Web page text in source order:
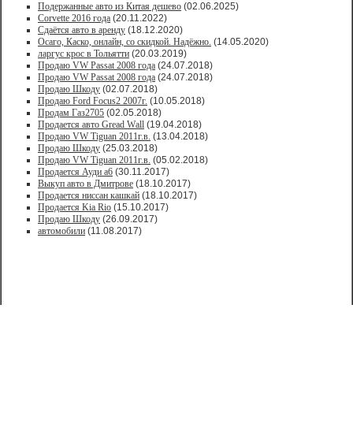
Подержанные авто из Китая дешево (02.06.2025)
Corvette 2016 года (20.11.2022)
Сдаётся авто в аренду (18.12.2020)
Осаго, Каско, онлайн, со скидкой. Надёжно. (14.05.2020)
ларгус крос в Тольятти (20.03.2019)
Продаю VW Passat 2008 года (24.07.2018)
Продаю VW Passat 2008 года (24.07.2018)
Продаю Шкоду (02.07.2018)
Продаю Ford Focus2 2007г. (10.05.2018)
Продам Газ2705 (02.05.2018)
Продается авто Greаd Wаll (19.04.2018)
Продаю VW Tiguan 2011г.в. (13.04.2018)
Продаю Шкоду (25.03.2018)
Продаю VW Tiguan 2011г.в. (05.02.2018)
Продается Ауди а6 (30.11.2017)
Выкуп авто в Дмитрове (18.10.2017)
Продается ниссан кашкай (18.10.2017)
Продается Kia Rio (15.10.2017)
Продаю Шкоду (26.09.2017)
автомобили (11.08.2017)